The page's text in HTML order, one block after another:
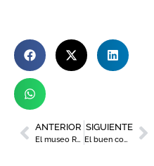
ANTERIOR
El museo Ramón Gaya comienza la temporada de otoño con la exposición ‘Huerto y vida’
SIGUIENTE
El buen comunicador, ¿nace o se hace?